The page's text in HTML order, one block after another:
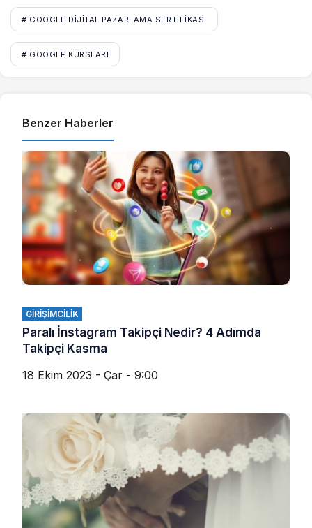
# GOOGLE DIJITAL PAZARLAMA SERTIFIKASI
# GOOGLE KURSLARI
Benzer Haberler
GIRIŞIMCILIK
Paralı İnstagram Takipçi Nedir? 4 Adımda
Takipçi Kasma
18 Ekim 2023 - Çar - 9:00